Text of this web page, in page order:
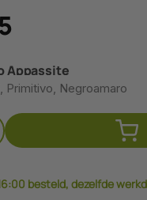
5
Appassite
Primitivo, Negroamaro
besteld, dezelfde